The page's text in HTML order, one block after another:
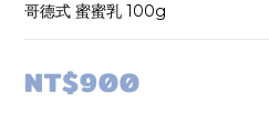
哥德式 蜜蜜乳 100g
NT$900